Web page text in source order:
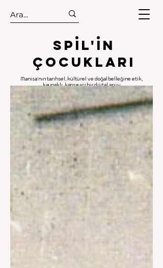
.
.
Spıl'in
Çocukları
Manisa'nın tarihsel, kültürel ve doğal belleğine etik,
kaynaklı, kapsayıcı bir dijital arşiv